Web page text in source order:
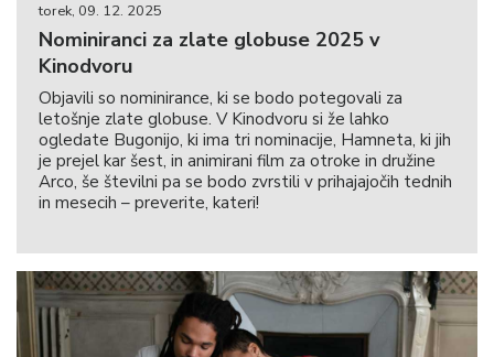
torek, 09. 12. 2025
Nominiranci za zlate globuse 2025 v
Kinodvoru
Objavili so nominirance, ki se bodo potegovali za
letošnje zlate globuse. V Kinodvoru si že lahko
ogledate Bugonijo, ki ima tri nominacije, Hamneta, ki jih
je prejel kar šest, in animirani film za otroke in družine
Arco, še številni pa se bodo zvrstili v prihajajočih tednih
in mesecih – preverite, kateri!